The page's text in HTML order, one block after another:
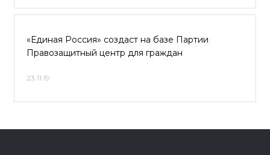
«Единая Россия» создаст на базе Партии
Правозащитный центр для граждан
23.11.19